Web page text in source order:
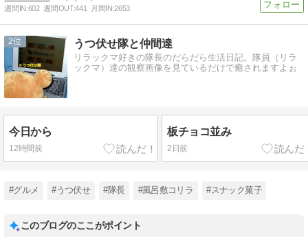
週間IN:602 週間OUT:441 月間IN:2653
2 うつ伏せ隊と仲間達
リラックマ好きの隊長のだらだら生活日記。隊員（リラ
ックマ）達の観察画像を見ているだけで癒されますよぉ
今日から
12時間前
板チョコ並み
2日前
#グルメ #うつ伏せ #隊長 #風呂敷コリラ #スナック菓子
このブログのここがポイント